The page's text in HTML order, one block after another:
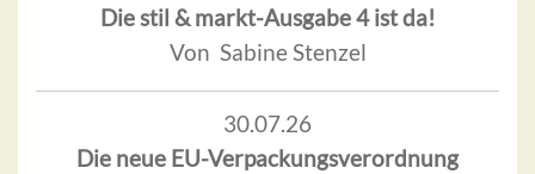
Die stil & markt-Ausgabe 4 ist da!
Von Sabine Stenzel
30.07.26
Die neue EU-Verpackungsverordnung